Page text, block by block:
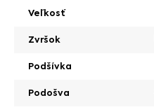
Veľkosť
Zvršok
Podšívka
Podošva